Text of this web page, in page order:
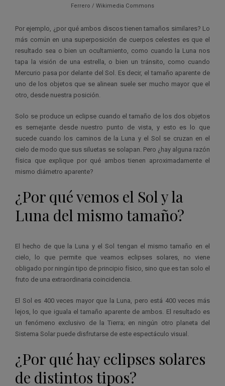
Ferrero / Wikimedia Commons
Por ejemplo, ¿por qué ambos discos tienen tamaños similares? Lo
más común en una superposición de cuerpos celestes es que el
resultado sea o bien un ocultamiento, como cuando la Luna nos
tapa la visión de una estrella, o bien un tránsito, como cuando
Mercurio pasa por delante del Sol. Es decir, el tamaño aparente de
uno de los objetos que se alinean suele ser mucho mayor que el
otro, desde nuestra posición.
Solo se produce un eclipse cuando el tamaño de los dos objetos
es semejante desde nuestro punto de vista, y esto es lo que
sucede cuando los caminos de la Luna y el Sol se cruzan en el
cielo de modo que sus siluetas se solapan. Pero ¿hay alguna razón
física que explique por qué ambos tienen aproximadamente el
mismo diámetro aparente?
¿Por qué vemos el Sol y la
Luna del mismo tamaño?
El hecho de que la Luna y el Sol tengan el mismo tamaño en el
cielo, lo que permite que veamos eclipses solares, no viene
obligado por ningún tipo de principio físico, sino que es tan solo el
fruto de una extraordinaria coincidencia.
El Sol es 400 veces mayor que la Luna, pero está 400 veces más
lejos, lo que iguala el tamaño aparente de ambos. El resultado es
un fenómeno exclusivo de la Tierra; en ningún otro planeta del
Sistema Solar puede disfrutarse de este espectáculo visual.
¿Por qué hay eclipses solares
de distintos tipos?